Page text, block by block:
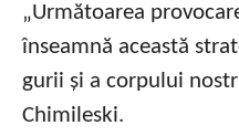
„Următoarea
înseamnă această
gurii și a corpului
Chimileski.